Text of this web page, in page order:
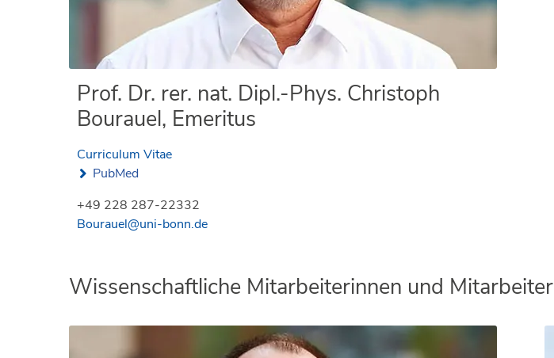
Prof. Dr. rer. nat. Dipl.-Phys. Christoph
Bourauel, Emeritus
Curriculum Vitae
PubMed
+49 228 287-22332
Bourauel@uni-bonn.de
Wissenschaftliche Mitarbeiterinnen und Mitarbeiter